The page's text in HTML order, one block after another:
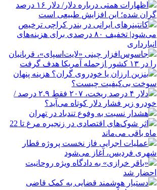
اظهارات همتی درباره دلار/ دلار ۱۶ درصد
گران شده؛ این افزایش طبیعی است
کانتینرهای ایرانی در بندر کراچی ترخیص
می‌شود| تخفیف ۸۰ درصدی برای هزینه‌های
انبارداری
جاسوس‌افزار چینی «لایت‌اسپای»، قربانیان
را در ۱۳ کشور ازجمله آمریکا هدف گرفت
بنزین ارزان یا خودروی گران؟ هزینه پنهان
سوخت بی‌کیفیت چیست؟
دلار ۴ درصد ریخت، ۲۰۷ فقط ۲.۹ درصد /
خودرو زیر فشار دلار کوتاه می‌آید؟
هشدار نسبت به وفوع تندباد در تهران
اثر شوک‌های اقتصادی در زنجیره مرغ تا 22
ماه باقی می‌ماند
عملیات اجرایی فاز نخست پروژه قطار
شهری فردیس، آغاز می‌شود
«باقر خرازی» به دادگاه ویژه روحانیت
احضار شد
دستیار هوشمند قضایی به کمک قاضی